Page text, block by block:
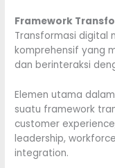
Framework
Transformasi digital
komprehensif yang
dan berinteraksi
Elemen utama
suatu framework
customer
leadership,
integration.